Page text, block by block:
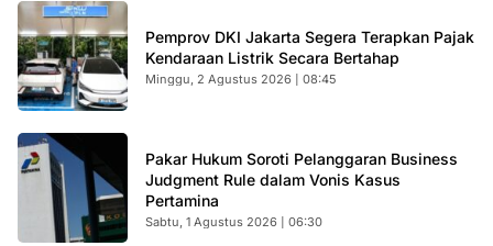
Pemprov DKI Jakarta Segera Terapkan Pajak
Kendaraan Listrik Secara Bertahap
Minggu, 2 Agustus 2026 | 08:45
Pakar Hukum Soroti Pelanggaran Business
Judgment Rule dalam Vonis Kasus
Pertamina
Sabtu, 1 Agustus 2026 | 06:30